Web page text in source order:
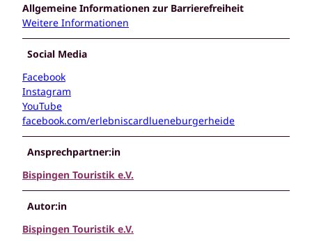
Allgemeine Informationen zur Barrierefreiheit
Weitere Informationen
Social Media
Facebook
Instagram
YouTube
facebook.com/erlebniscardlueneburgerheide
Ansprechpartner:in
Bispingen Touristik e.V.
Autor:in
Bispingen Touristik e.V.